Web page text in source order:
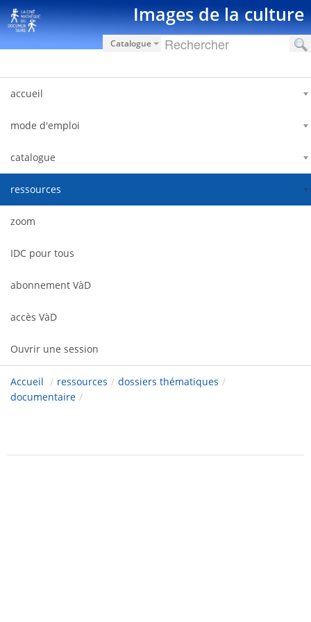
Saut au contenu Images de la culture
Catalogue
accueil
mode d'emploi
catalogue
ressources
zoom
IDC pour tous
abonnement VàD
accès VàD
Ouvrir une session
Accueil / ressources / dossiers thématiques /
documentaire /